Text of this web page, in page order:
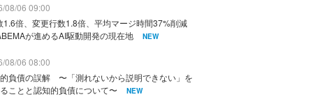
08/06 09:00
1.6倍、変更行数1.8倍、平均マージ時間37%削減
が進めるAI駆動開発の現在地
NEW
08/06 08:00
負債の誤解 〜「測れないから説明できない」を
ことと認知的負債について〜
NEW